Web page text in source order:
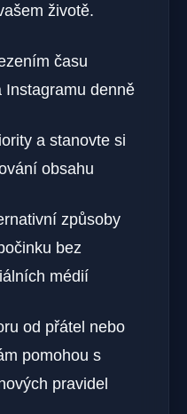
životě.
času
Instagramu denně
a stanovte si
obsahu
způsoby
bez
médií
od přátel nebo
pomohou s
pravidel